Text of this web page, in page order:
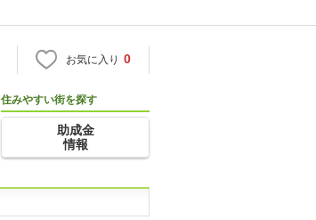
お気に入り 0
住みやすい街を探す
助成金
情報